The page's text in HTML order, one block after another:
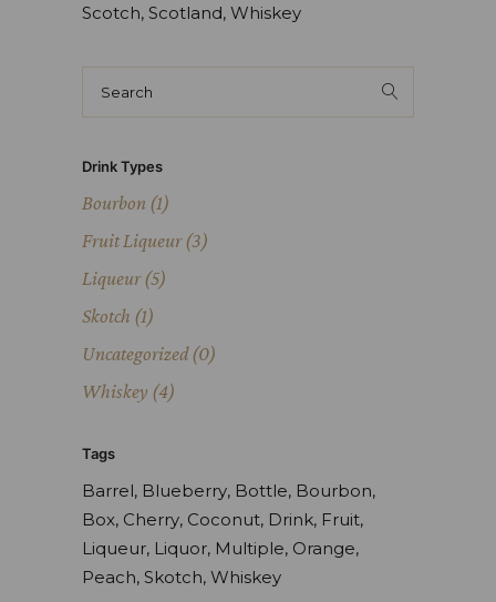
Scotch Scotland Whiskey
Drink Types
Bourbon (1)
Fruit Liqueur (3)
Liqueur (5)
Skotch (1)
Uncategorized (0)
Whiskey (4)
Tags
Barrel Blueberry Bottle Bourbon
Box Cherry Coconut Drink Fruit
Liqueur Liquor Multiple Orange
Peach Skotch Whiskey